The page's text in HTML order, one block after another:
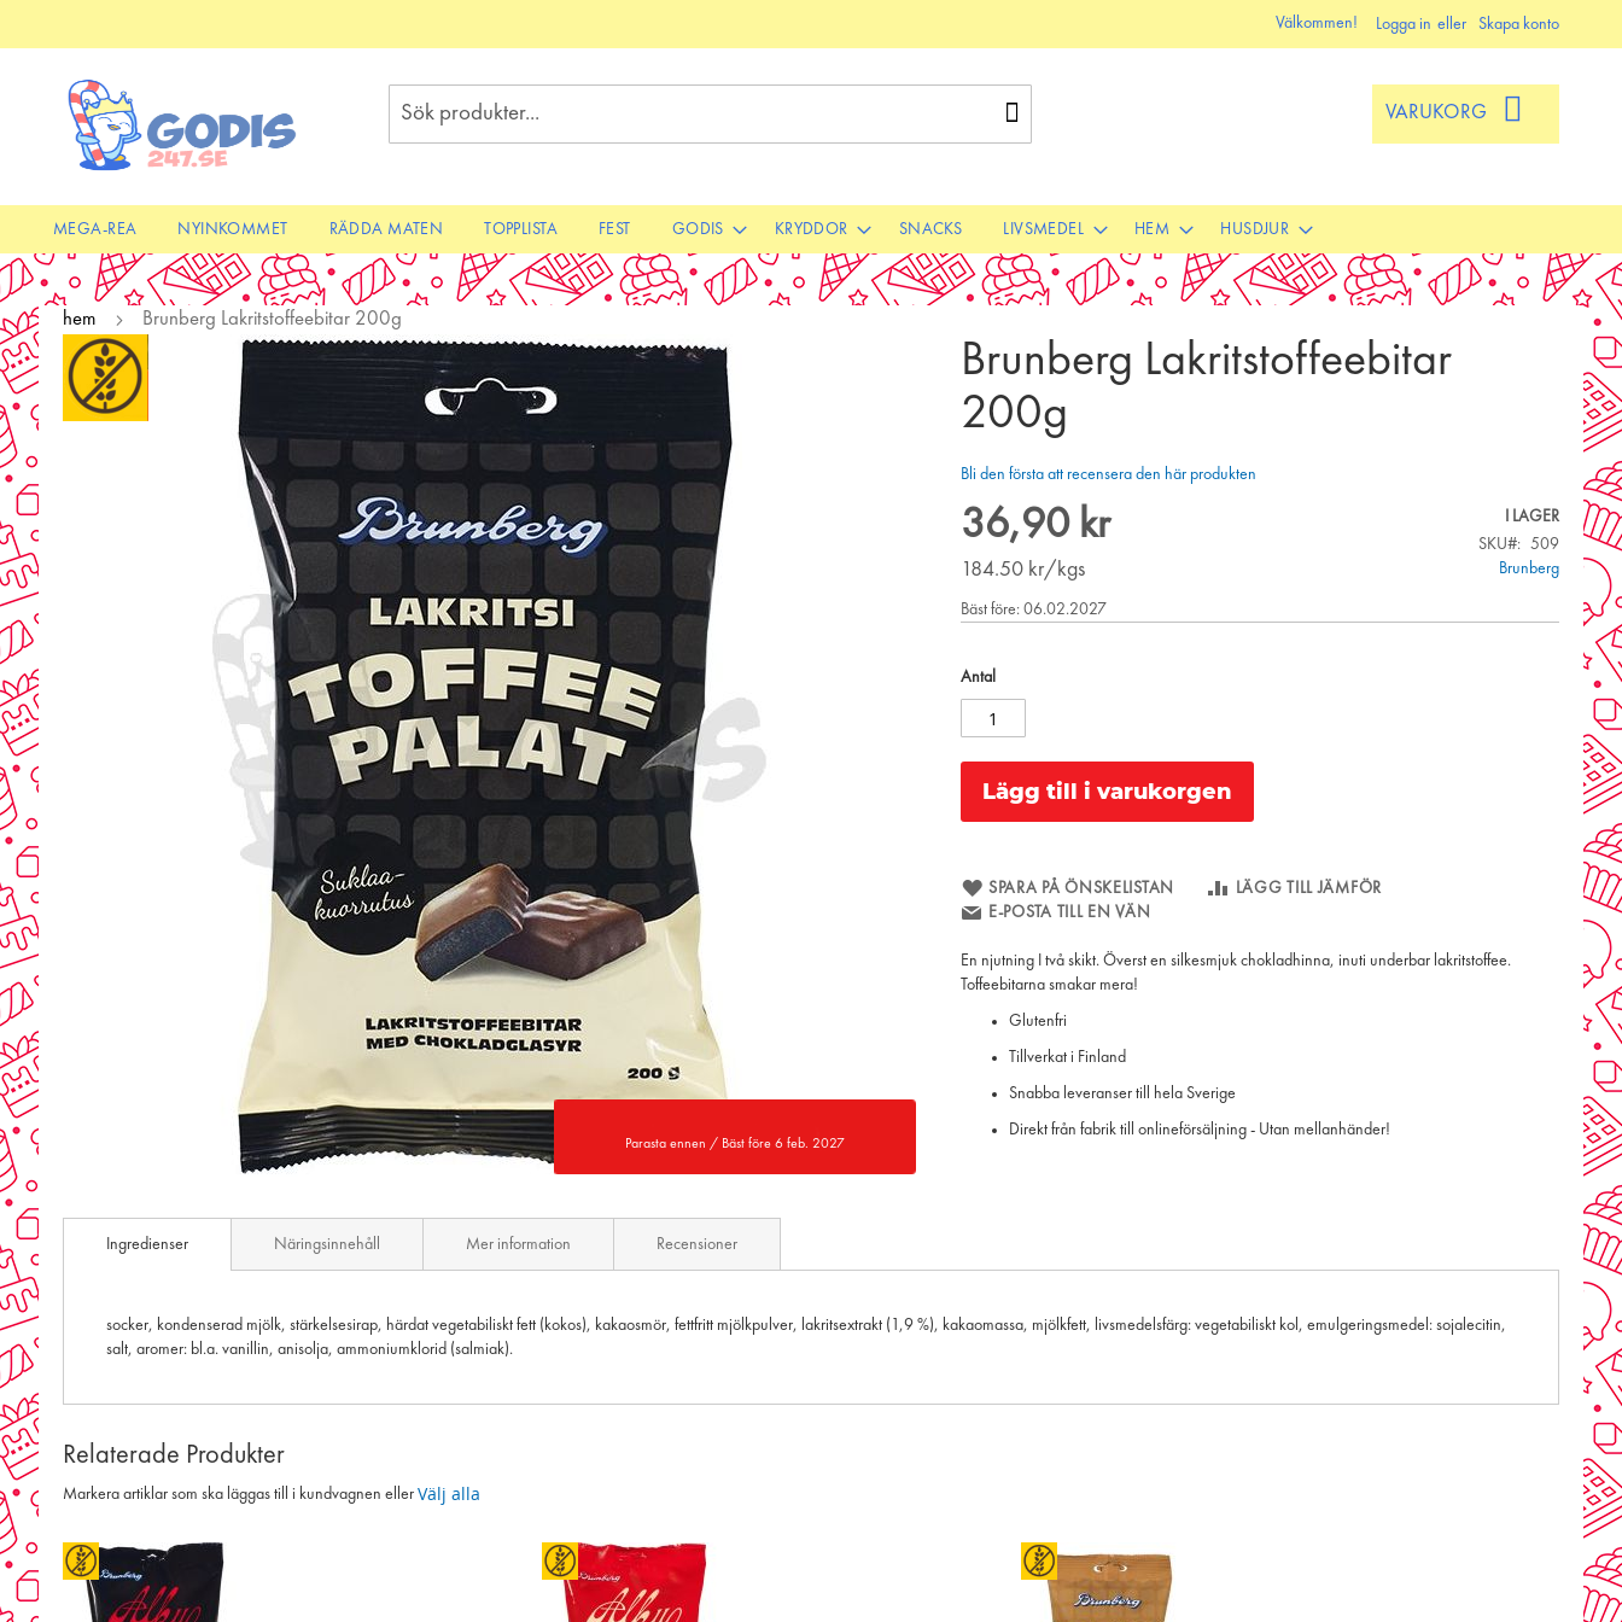
to
Välkommen! Logga in Skapa konto
VARUKORG
MEGA-REA NYINKOMMET RÄDDA MATEN TOPPLISTA FEST GODIS KRYDDOR SNACKS LIVSMEDEL HEM HUSDJUR
hem Brunberg Lakritstoffeebitar 200g
Skip
to
the
end
Parasta ennen / Bäst före 6 feb. 2027
to
images
Brunberg Lakritstoffeebitar
200g
Bli den första att recensera den här produkten
36,90 kr
184.50 kr/kgs
I LAGER
SKU
509
Brunberg
Bäst före: 06.02.2027
Antal
Lägg till i varukorgen
SPARA PÅ ÖNSKELISTAN
LÄGG TILL JÄMFÖR
E-POSTA TILL EN VÄN
En njutning I två skikt. Överst en silkesmjuk chokladhinna, inuti underbar lakritstoffee.
Toffeebitarna smakar mera!
Glutenfri
Tillverkat i Finland
Snabba leveranser till hela Sverige
Direkt från fabrik till onlineförsäljning - Utan mellanhänder!
Ingredienser
socker, kondenserad mjölk, stärkelsesirap, härdat vegetabiliskt fett (kokos), kakaosmör, fettfritt mjölkpulver, lakritsextrakt (1,9 %), kakaomassa, mjölkfett, livsmedelsfärg: vegetabiliskt kol, emulgeringsmedel: sojalecitin,
salt, aromer: bl.a. vanillin, anisolja, ammoniumklorid (salmiak).
Näringsinnehåll Mer information Recensioner
Relaterade Produkter
Markera artiklar som ska läggas till i kundvagnen eller Välj alla